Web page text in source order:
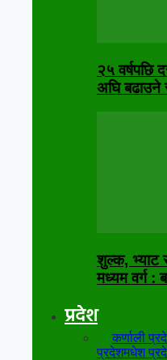
२५ वर्षपछि
अघि बढाउने
शुल्क, भ्याट
मध्यम वर्ग
प्रदेश
सबैकर्णाली
प्रदेशमधेश